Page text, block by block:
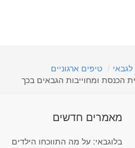
טיפים ארגוניים
הכנסת ומחוייבות הגבאים בכך
מאמרים חדשים
בלוגבאי: על מה התווכחו הילדים